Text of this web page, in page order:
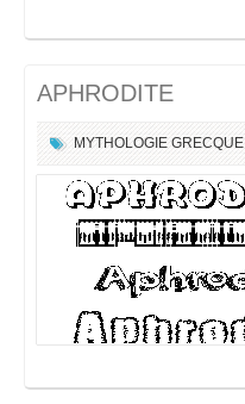
APHRODITE
MYTHOLOGIE GRECQUE